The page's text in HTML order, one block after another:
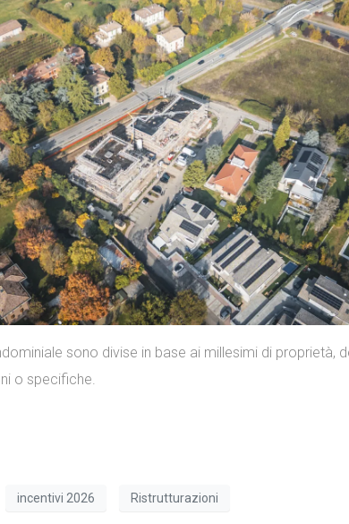
sono divise in base ai millesimi di proprietà,
o specifiche.
incentivi 2026 Ristrutturazioni